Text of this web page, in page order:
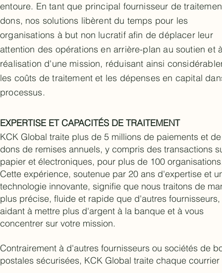
entoure. En tant que principal fournisseur de
dons, nos solutions libèrent du temps pour les
organisations à but non lucratif afin de déplacer leur
attention des opérations en arrière-plan au soutien et
réalisation d'une mission, réduisant ainsi
les coûts de traitement et les dépenses en capital
processus.
EXPERTISE ET CAPACITÉS DE TRAITEMENT
KCK Global traite plus de 5 millions de paiements et de
dons de remises annuels, y compris des transactions
papier et électroniques, pour plus de 100
Cette expérience, soutenue par 20 ans d'expertise et
technologie innovante, signifie que nous traitons de
plus précise, fluide et rapide que d'autres
aidant à mettre plus d'argent à la banque et à vous
concentrer sur votre mission.
Contrairement à d'autres fournisseurs ou sociétés de
postales sécurisées, KCK Global traite chaque courrier